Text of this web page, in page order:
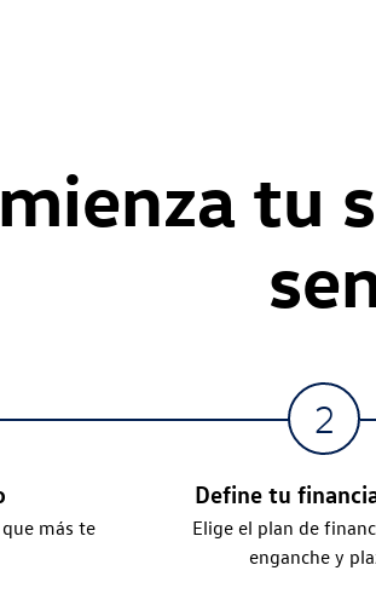
tu
más te
Define tu
Elige el plan de
enganche y